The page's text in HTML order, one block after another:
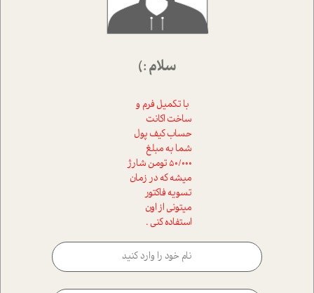
سلام :)
با تکمیل فرم و
ساخت اکانت
حساب کیف پول
شما به مبلغ
50/000 تومن شارژ
میشه که در زمان
تسویه فاکتور
میتونی از اون
استفاده کنی .